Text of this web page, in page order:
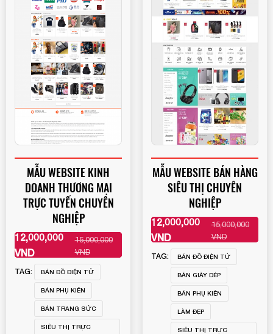
MẪU WEBSITE KINH
DOANH THƯƠNG MẠI
TRỰC TUYẾN CHUYÊN
NGHIỆP
12,000,000
VND
15,000,000
VND
XEM THÊM
TAG: BÁN ĐỒ ĐIỆN TỬ
BÁN PHỤ KIỆN
BÁN TRANG SỨC
SIÊU THỊ TRỰC
MẪU WEBSITE BÁN HÀNG
SIÊU THỊ CHUYÊN
NGHIỆP
12,000,000
VND
15,000,000
VND
XEM THÊM
TAG: BÁN ĐỒ ĐIỆN TỬ
BÁN GIÀY DÉP
BÁN PHỤ KIỆN
LÀM ĐẸP
SIÊU THỊ TRỰC